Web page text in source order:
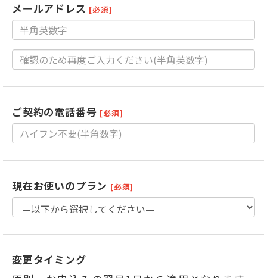
メールアドレス [必須]
ご契約の電話番号 [必須]
現在お使いのプラン [必須]
変更タイミング